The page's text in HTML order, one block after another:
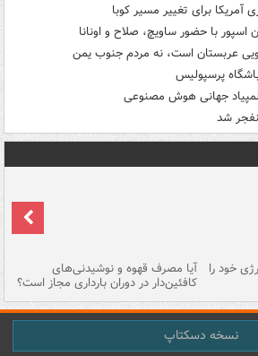
آمریکا برای تغییر مسیر کوبا
اسپور با حضور ساویچ، صلاح و اونانا
عربستان است، نه مردم جنوب یمن
پرسپولیس
جهانی هوش مصنوعی
شد
خود را آیا مصرف قهوه و نوشیدنی‌های
کافئین‌دار در دوران بارداری مجاز است؟
نسخه دسکتاپ